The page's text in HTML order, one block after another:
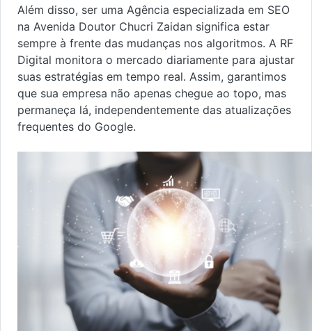
Além disso, ser uma Agência especializada em SEO
na Avenida Doutor Chucri Zaidan significa estar
sempre à frente das mudanças nos algoritmos. A RF
Digital monitora o mercado diariamente para ajustar
suas estratégias em tempo real. Assim, garantimos
que sua empresa não apenas chegue ao topo, mas
permaneça lá, independentemente das atualizações
frequentes do Google.